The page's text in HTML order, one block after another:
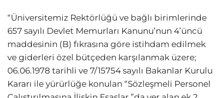
“Üniversitemiz Rektörlüğü ve bağlı birimlerinde
657 sayılı Devlet Memurları Kanunu’nun 4’üncü
maddesinin (B) fıkrasına göre istihdam edilmek
ve giderleri özel bütçeden karşılanmak üzere;
06.06.1978 tarihli ve 7/15754 sayılı Bakanlar Kurulu
Kararı ile yürürlüğe konulan “Sözleşmeli Personel